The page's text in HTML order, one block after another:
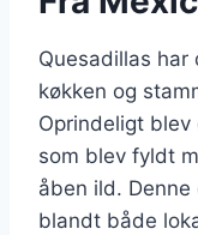
Quesadillas
køkken og
Oprindeligt
som blev fyldt
åben ild.
blandt både